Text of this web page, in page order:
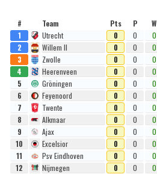
#
Team Pts P W
1
Utrecht 0 0 0
2
Willem II 0 0 0
3
Zwolle 0 0 0
4
Heerenveen 0 0 0
5
Gröningen 0 0 0
6
Feyenoord 0 0 0
7
Twente 0 0 0
8
Alkmaar 0 0 0
9
Ajax 0 0 0
10
Excelsior 0 0 0
11
Psv Eindhoven 0 0 0
12
Nijmegen 0 0 0